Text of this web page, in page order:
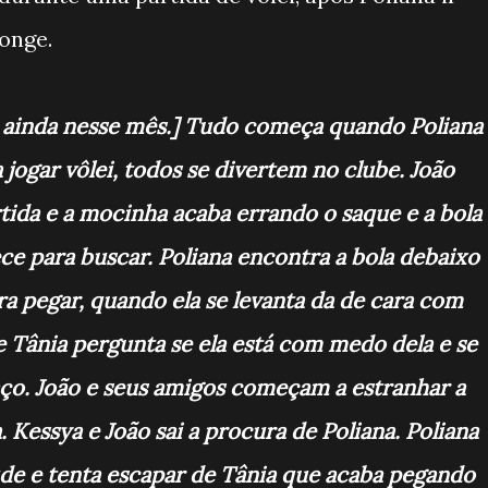
nesse mês.] Tudo começa quando Poliana
jogar vôlei, todos se divertem no clube. João
e a mocinha acaba errando o saque e a bola
para buscar. Poliana encontra a bola debaixo
pegar, quando ela se levanta da de cara com
Tânia pergunta se ela está com medo dela e se
João e seus amigos começam a estranhar a
e João sai a procura de Poliana. Poliana
e tenta escapar de Tânia que acaba pegando